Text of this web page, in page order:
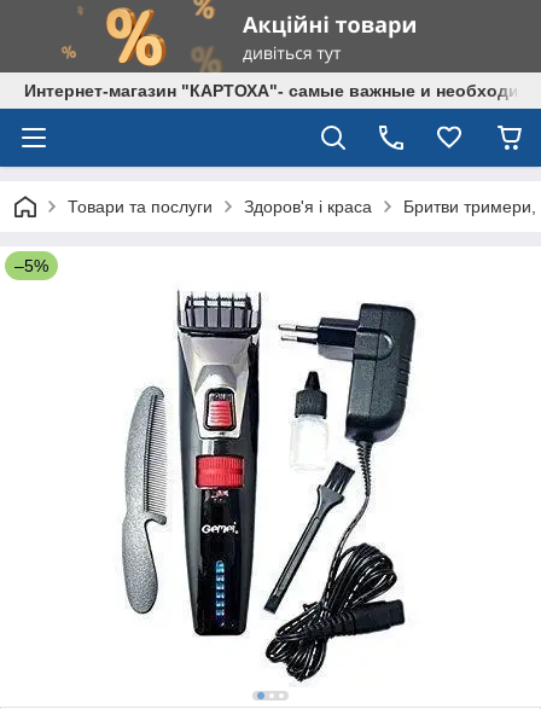
Интернет-магазин "КАРТОХА"- самые важные и
Товари та послуги Здоров'я і краса Бритви
–5%